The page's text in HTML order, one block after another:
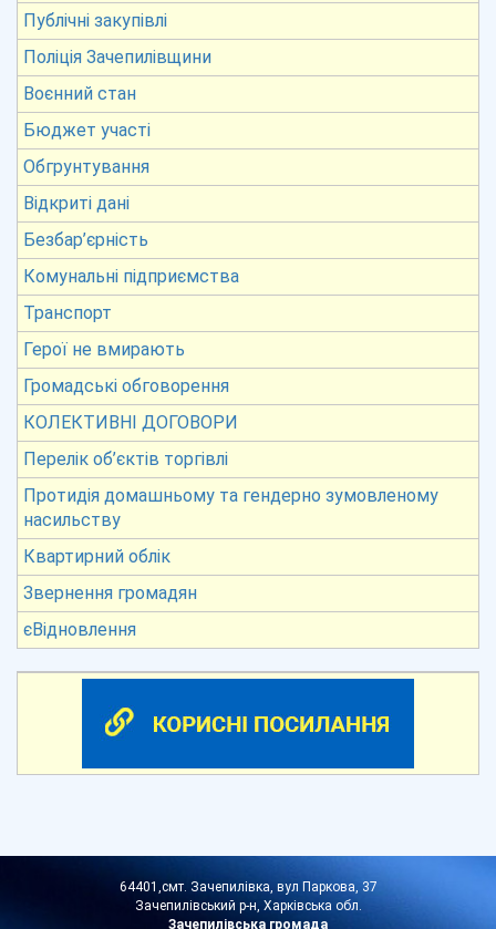
Публічні закупівлі
Поліція Зачепилівщини
Воєнний стан
Бюджет участі
Обгрунтування
Відкриті дані
Безбар’єрність
Комунальні підприємства
Транспорт
Герої не вмирають
Громадські обговорення
КОЛЕКТИВНІ ДОГОВОРИ
Перелік об’єктів торгівлі
Протидія домашньому та гендерно зумовленому
насильству
Квартирний облік
Звернення громадян
єВідновлення
64401,смт. Зачепилівка, вул Паркова, 37
Зачепилівський р-н, Харківська обл.
Зачепилівська громада